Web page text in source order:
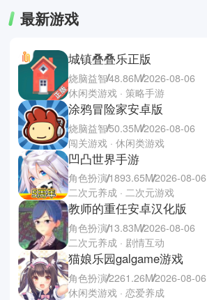
最新游戏
城镇叠叠乐正版
烧脑益智48.86M2026-08-06
休闲类游戏 · 策略手游
涂鸦冒险家安卓版
烧脑益智50.35M2026-08-06
闯关游戏 · 休闲类游戏
凹凸世界手游
角色扮演1893.65M2026-08-06
二次元养成 · 二次元游戏
教师的重任安卓汉化版
角色扮演13.83M2026-08-06
二次元养成 · 剧情互动
猫娘乐园galgame游戏
角色扮演2261.26M2026-08-06
休闲类游戏 · 恋爱养成